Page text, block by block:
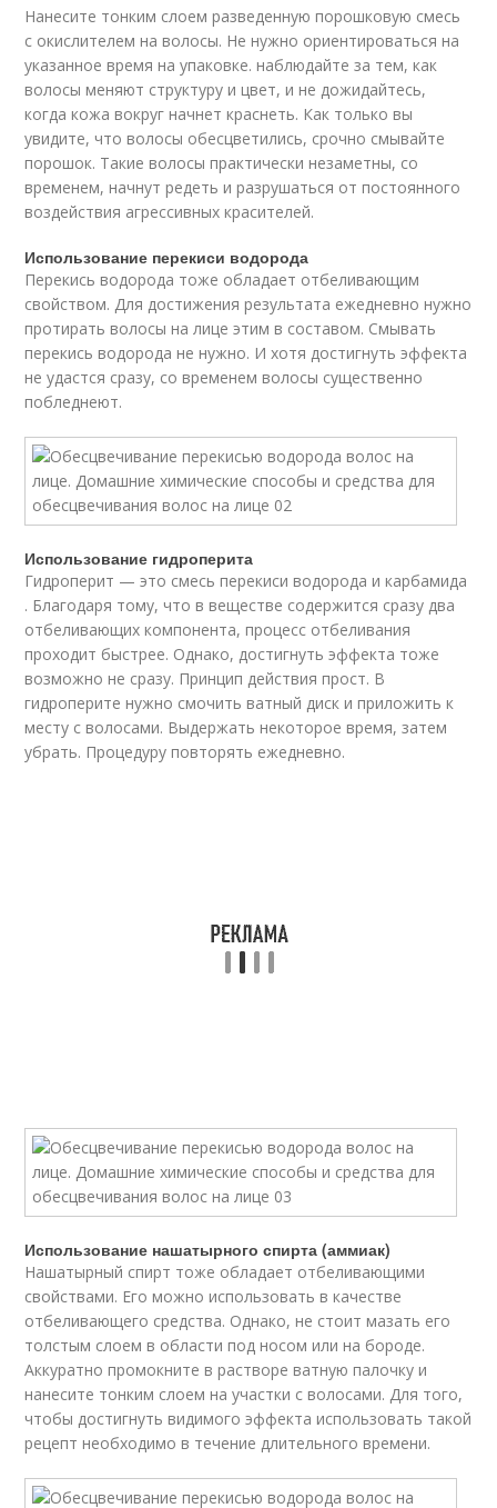
Нанесите тонким слоем разведенную порошковую смесь
с окислителем на волосы. Не нужно ориентироваться на
указанное время на упаковке. наблюдайте за тем, как
волосы меняют структуру и цвет, и не дожидайтесь,
когда кожа вокруг начнет краснеть. Как только вы
увидите, что волосы обесцветились, срочно смывайте
порошок. Такие волосы практически незаметны, со
временем, начнут редеть и разрушаться от постоянного
воздействия агрессивных красителей.
Использование перекиси водорода
Перекись водорода тоже обладает отбеливающим
свойством. Для достижения результата ежедневно нужно
протирать волосы на лице этим в составом. Смывать
перекись водорода не нужно. И хотя достигнуть эффекта
не удастся сразу, со временем волосы существенно
побледнеют.
Использование гидроперита
Гидроперит — это смесь перекиси водорода и карбамида
. Благодаря тому, что в веществе содержится сразу два
отбеливающих компонента, процесс отбеливания
проходит быстрее. Однако, достигнуть эффекта тоже
возможно не сразу. Принцип действия прост. В
гидроперите нужно смочить ватный диск и приложить к
месту с волосами. Выдержать некоторое время, затем
убрать. Процедуру повторять ежедневно.
Использование нашатырного спирта (аммиак)
Нашатырный спирт тоже обладает отбеливающими
свойствами. Его можно использовать в качестве
отбеливающего средства. Однако, не стоит мазать его
толстым слоем в области под носом или на бороде.
Аккуратно промокните в растворе ватную палочку и
нанесите тонким слоем на участки с волосами. Для того,
чтобы достигнуть видимого эффекта использовать такой
рецепт необходимо в течение длительного времени.